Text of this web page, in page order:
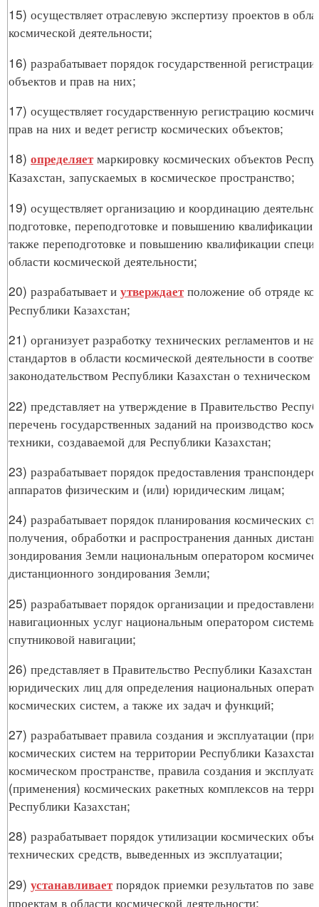
15) осуществляет отраслевую экспертизу проектов в
космической деятельности;
16) разрабатывает порядок государственной
объектов и прав на них;
17) осуществляет государственную регистрацию
прав на них и ведет регистр космических объектов;
18) определяетмаркировку космических объектов
Казахстан, запускаемых в космическое пространство;
19) осуществляет организацию и координацию
подготовке, переподготовке и повышению квалификации
также переподготовке и повышению квалификации
области космической деятельности;
20) разрабатывает и утверждаетположение об отряде
Республики Казахстан;
21) организует разработку технических регламентов и
стандартов в области космической деятельности в
законодательством Республики Казахстан о техническом
22) представляет на утверждение в Правительство
перечень государственных заданий на производство
техники, создаваемой для Республики Казахстан;
23) разрабатывает порядок предоставления
аппаратов физическим и (или) юридическим лицам;
24) разрабатывает порядок планирования космических
получения, обработки и распространения данных
зондирования Земли национальным оператором
дистанционного зондирования Земли;
25) разрабатывает порядок организации и
навигационных услуг национальным оператором
спутниковой навигации;
26) представляет в Правительство Республики Казахстан
юридических лиц для определения национальных
космических систем, а также их задач и функций;
27) разрабатывает правила создания и эксплуатации
космических систем на территории Республики
космическом пространстве, правила создания и
(применения) космических ракетных комплексов на
Республики Казахстан;
28) разрабатывает порядок утилизации космических
технических средств, выведенных из эксплуатации;
29) устанавливаетпорядок приемки результатов по
проектам в области космической деятельности;